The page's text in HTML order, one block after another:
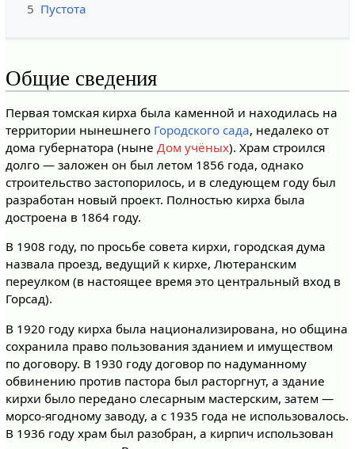
5 Пустота
Общие сведения
Первая томская кирха была каменной и находилась на
территории нынешнего Городского сада, недалеко от
дома губернатора (ныне Дом учёных). Храм строился
долго — заложен он был летом 1856 года, однако
строительство застопорилось, и в следующем году был
разработан новый проект. Полностью кирха была
достроена в 1864 году.
В 1908 году, по просьбе совета кирхи, городская дума
назвала проезд, ведущий к кирхе, Лютеранским
переулком (в настоящее время это центральный вход в
Горсад).
В 1920 году кирха была национализирована, но община
сохранила право пользования зданием и имуществом
по договору. В 1930 году договор по надуманному
обвинению против пастора был расторгнут, а здание
кирхи было передано слесарным мастерским, затем —
морсо-ягодному заводу, а с 1935 года не использовалось.
В 1936 году храм был разобран, а кирпич использован